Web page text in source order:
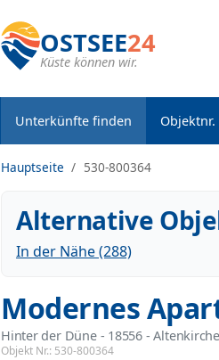
OSTSEE24
Küste können wir.
Unterkünfte finden Objektnr.
Hauptseite 530-800364
Alternative
In der Nähe (288)
Modernes
Hinter der Düne - 18556 -
Objekt Nr.: 530-800364